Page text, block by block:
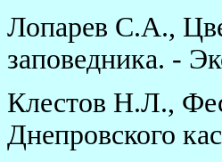
Лопарев С.А.,
заповедника. -
Клестов Н.Л.,
Днепровского